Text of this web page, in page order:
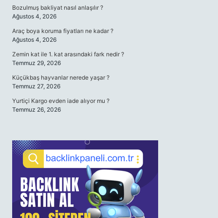
Bozulmuş bakliyat nasıl anlaşılır ?
Ağustos 4, 2026
Araç boya koruma fiyatları ne kadar ?
Ağustos 4, 2026
Zemin kat ile 1. kat arasındaki fark nedir ?
Temmuz 29, 2026
Küçükbaş hayvanlar nerede yaşar ?
Temmuz 27, 2026
Yurtiçi Kargo evden iade alıyor mu ?
Temmuz 26, 2026